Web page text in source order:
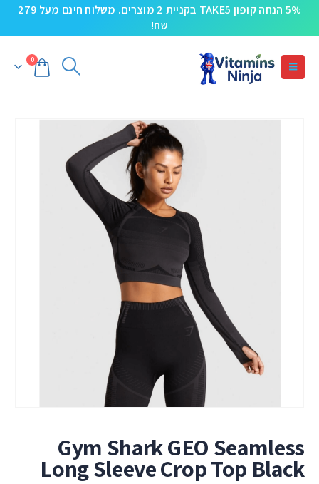
5% הנחה קופון TAKE5 בקניית 2 מוצרים. משלוח חינם מעל 279
שח!
0
Gym Shark GEO Seamless
Long Sleeve Crop Top Black